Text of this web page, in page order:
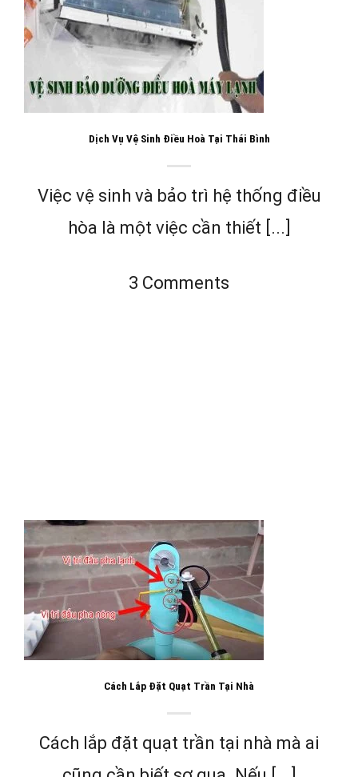
Dịch Vụ Vệ Sinh Điều Hoà Tại Thái Bình
Việc vệ sinh và bảo trì hệ thống điều
hòa là một việc cần thiết [...]
3 Comments
Cách Lắp Đặt Quạt Trần Tại Nhà
Cách lắp đặt quạt trần tại nhà mà ai